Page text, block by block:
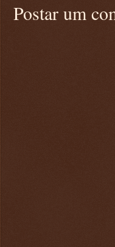
Postar um